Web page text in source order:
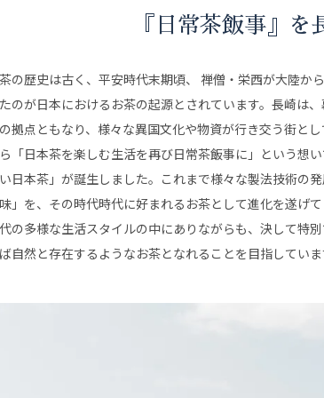
『日常茶飯事』を
の歴史は古く、平安時代末期頃、 禅僧・栄西が大陸か
のが日本におけるお茶の起源とされています。長崎は
拠点ともなり、様々な異国文化や物資が行き交う街と
「日本茶を楽しむ生活を再び日常茶飯事に」という想
日本茶」が誕生しました。これまで様々な製法技術の
味」を、その時代時代に好まれるお茶として進化を遂げ
の多様な生活スタイルの中にありながらも、決して特
自然と存在するようなお茶となれることを目指していま